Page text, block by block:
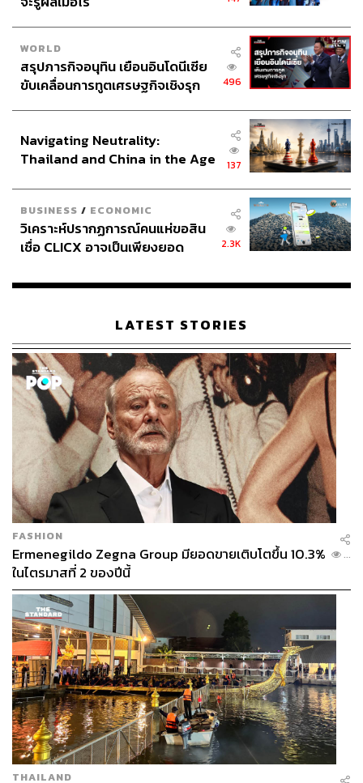
ของ Welcome Dinner มื้อพิเศษในรูปแบบ Long Table ที่ชวน
ดื่มด่ำอาหารรสเลิศและเครื่องดื่มรสดี เคล้าคลอไปกับเสียง
ดนตรีท่ามกลางบรรยากาศบนลายัน เรสซิเดนซ์ พร้อมเต็มอิ่ม
กับการแสดง Live entertainment ที่เข้ามาช่วยเติมเต็มค่ำคืน
แรกได้อย่างน่าประทับใจ ก่อนจะส่งทุกคนเข้านอนเพื่อพัก
ผ่อนอย่างเต็มอิ่ม
เริ่มต้นเช้าวันใหม่ตั้งแต่เวลา 07.00 น. ด้วยโปรแกรมการดูแล
สุขภาพกายและใจแบบเฉพาะบุคคล ยกระดับการฟื้นฟูสู่
วิทยาศาสตร์การแพทย์ที่แม่นยำผ่านศูนย์เวลเนสอย่าง Layan
Life by Anantara ซึ่งที่นี่เป็นศูนย์เวลเนสแบบจริงจังที่ค่อนข้าง
ครบครันมาก ทั้งเรื่องเครื่องมือ โปรแกรม และทีมผู้
เชี่ยวชาญ แต่ทลายกรอบความยุ่งยากเพราะทุกคนไม่จำเป็น
ต้องใช้เวลาที่นี่นานๆ ใครมีเวลาแค่ไหนก็เลือกทำแค่นั้น หรือ
WORLD
สรุปภารกิจอนุทิน เยือนอินโดนีเซีย
ขับเคลื่อนการทูตเศรษฐกิจเชิงรุก
496
Navigating Neutrality:
Thailand and China in the Age
137
BUSINESS / ECONOMIC
วิเคราะห์ปรากฏการณ์คนแห่ขอสิน
เชื่อ CLICX อาจเป็นเพียงยอด
เรือนไทยที่ถูกซุกไว้
2.3K
LATEST STORIES
FASHION
Ermenegildo Zegna Group มียอดขายเติบโตขึ้น 10.3%
ในไตรมาสที่ 2 ของปีนี้
...
THAILAND